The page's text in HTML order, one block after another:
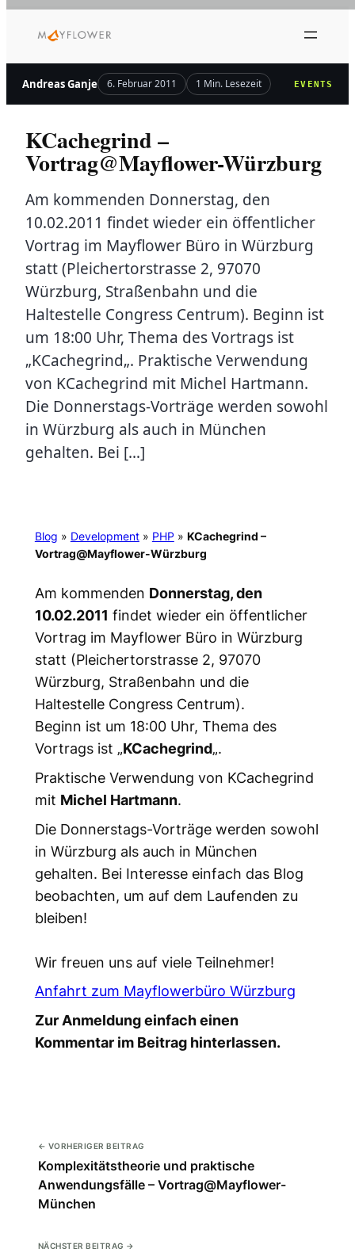
Inhalt
Andreas Ganje 6. Februar 2011 1 Min. Lesezeit EVENTS
KCachegrind –
Vortrag@Mayflower-Würzburg
Am kommenden Donnerstag, den
10.02.2011 findet wieder ein öffentlicher
Vortrag im Mayflower Büro in Würzburg
statt (Pleichertorstrasse 2, 97070
Würzburg, Straßenbahn und die
Haltestelle Congress Centrum). Beginn ist
um 18:00 Uhr, Thema des Vortrags ist
„KCachegrind„. Praktische Verwendung
von KCachegrind mit Michel Hartmann.
Die Donnerstags-Vorträge werden sowohl
in Würzburg als auch in München
gehalten. Bei […]
Blog » Development» PHP » KCachegrind –
Vortrag@Mayflower-Würzburg
Am kommenden Donnerstag, den
10.02.2011 findet wieder ein öffentlicher
Vortrag im Mayflower Büro in Würzburg
statt (Pleichertorstrasse 2, 97070
Würzburg, Straßenbahn und die
Haltestelle Congress Centrum).
Beginn ist um 18:00 Uhr, Thema des
Vortrags ist „KCachegrind„.
Praktische Verwendung von KCachegrind
mit Michel Hartmann.
Die Donnerstags-Vorträge werden sowohl
in Würzburg als auch in München
gehalten. Bei Interesse einfach das Blog
beobachten, um auf dem Laufenden zu
bleiben!
Wir freuen uns auf viele Teilnehmer!
Anfahrt zum Mayflowerbüro Würzburg
Zur Anmeldung einfach einen
Kommentar im Beitrag hinterlassen.
← VORHERIGER BEITRAG
Komplexitätstheorie und praktische
Anwendungsfälle – Vortrag@Mayflower-
München
NÄCHSTER BEITRAG →